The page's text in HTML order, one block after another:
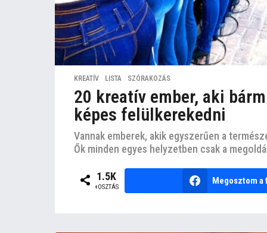
KREATÍV ,LISTA ,SZÓRAKOZÁS
20 kreatív ember, aki
képes felülkerekedni
Vannak emberek, akik egyszerűen a
Ők minden egyes helyzetben csak a
1.5K
+OSZTÁS
Megosztom a